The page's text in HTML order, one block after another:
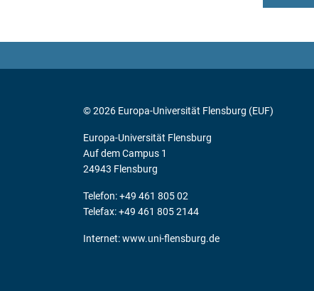
© 2026 Europa-Universität Flensburg (EUF)
Europa-Universität Flensburg
Auf dem Campus 1
24943 Flensburg
Telefon: +49 461 805 02
Telefax: +49 461 805 2144
Internet:www.uni-flensburg.de